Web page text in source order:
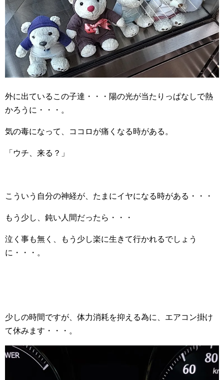
外に出ているこの子達・・・陽の光が当たりっぱなしで熱
かろうに・・・。
気の毒になって、ココロが痛くなる時がある。
「ウチ、来る？」
こういう自分の神経が、たまにイヤになる時がある・・・
もう少し、鈍い人間だったら・・・
泣く事も無く、もう少し楽に生きて行かれるでしょう
に・・・。
少しの時間ですが、体力消耗を抑える為に、エアコン掛け
て休みます・・・。